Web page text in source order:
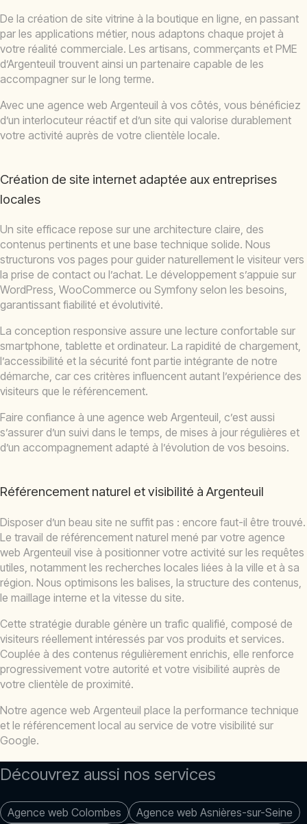
De la création de site vitrine à la boutique en ligne, en passant
par les applications métier, nous adaptons chaque projet à
votre réalité commerciale. Les artisans, commerçants et PME
d’Argenteuil trouvent ainsi un partenaire capable de les
accompagner sur le long terme.
Avec une agence web Argenteuil à vos côtés, vous bénéficiez
d’un interlocuteur réactif et d’un site qui valorise durablement
votre activité auprès de votre clientèle locale.
Création de site internet adaptée aux entreprises
locales
Un site efficace repose sur une architecture claire, des
contenus pertinents et une base technique solide. Nous
structurons vos pages pour guider naturellement le visiteur vers
la prise de contact ou l’achat. Le développement s’appuie sur
WordPress, WooCommerce ou Symfony selon les besoins,
garantissant fiabilité et évolutivité.
La conception responsive assure une lecture confortable sur
smartphone, tablette et ordinateur. La rapidité de chargement,
l’accessibilité et la sécurité font partie intégrante de notre
démarche, car ces critères influencent autant l’expérience des
visiteurs que le référencement.
Faire confiance à une agence web Argenteuil, c’est aussi
s’assurer d’un suivi dans le temps, de mises à jour régulières et
d’un accompagnement adapté à l’évolution de vos besoins.
Référencement naturel et visibilité à Argenteuil
Disposer d’un beau site ne suffit pas : encore faut-il être trouvé.
Le travail de référencement naturel mené par votre agence
web Argenteuil vise à positionner votre activité sur les requêtes
utiles, notamment les recherches locales liées à la ville et à sa
région. Nous optimisons les balises, la structure des contenus,
le maillage interne et la vitesse du site.
Cette stratégie durable génère un trafic qualifié, composé de
visiteurs réellement intéressés par vos produits et services.
Couplée à des contenus régulièrement enrichis, elle renforce
progressivement votre autorité et votre visibilité auprès de
votre clientèle de proximité.
Notre agence web Argenteuil place la performance technique
et le référencement local au service de votre visibilité sur
Google.
Découvrez aussi nos services
Agence web Colombes
Agence web Asnières-sur-Seine